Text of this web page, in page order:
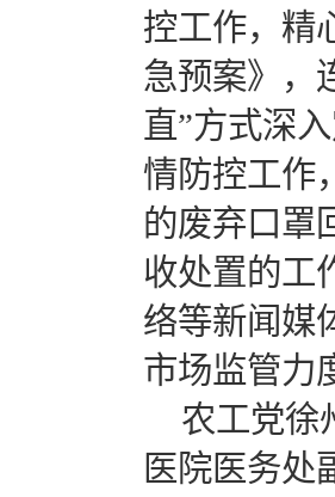
控工作，精
急预案》，
直”方式深
情防控工作
的废弃口罩
收处置的工
络等新闻媒
市场监管力
农工党徐
医院医务处